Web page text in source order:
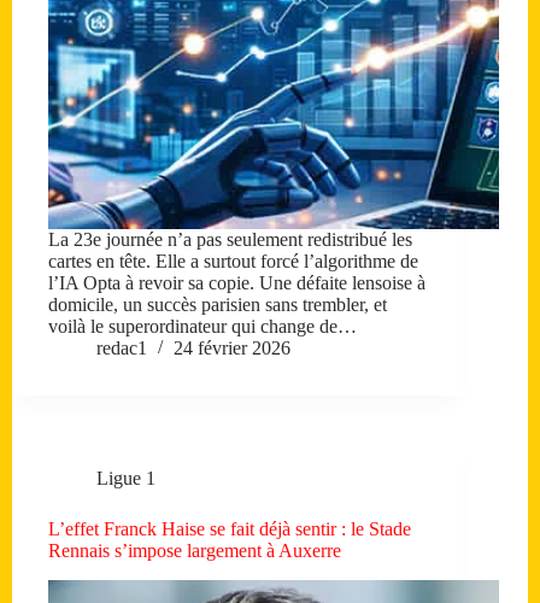
La 23e journée n’a pas seulement redistribué les
cartes en tête. Elle a surtout forcé l’algorithme de
l’IA Opta à revoir sa copie. Une défaite lensoise à
domicile, un succès parisien sans trembler, et
voilà le superordinateur qui change de…
redac1
24 février 2026
Ligue 1
L’effet Franck Haise se fait déjà sentir : le Stade
Rennais s’impose largement à Auxerre